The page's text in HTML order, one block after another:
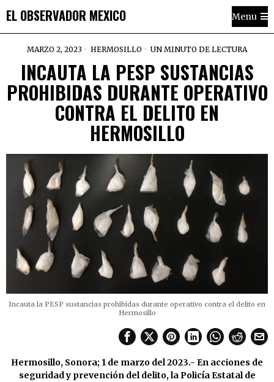
EL OBSERVADOR MEXICO Menu
MARZO 2, 2023 HERMOSILLO UN MINUTO DE LECTURA
INCAUTA LA PESP SUSTANCIAS
PROHIBIDAS DURANTE OPERATIVO
CONTRA EL DELITO EN
HERMOSILLO
Incauta la PESP sustancias prohibidas durante operativo contra el delito en
Hermosillo
Hermosillo, Sonora; 1 de marzo del 2023.- En acciones de
seguridad y prevención del delito, la Policía Estatal de